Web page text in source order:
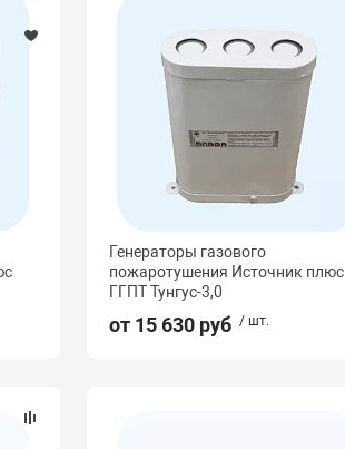
Генераторы газового
пожаротушения Источник плюс
ГГПТ Тунгус-3,0
от 15 630 руб / шт.